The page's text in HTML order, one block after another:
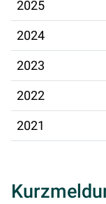
2025
2024
2023
2022
2021